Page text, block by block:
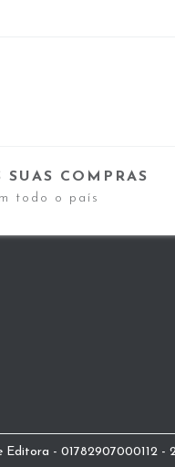
SUAS COMPRAS
todo o país
- 01782907000112 -